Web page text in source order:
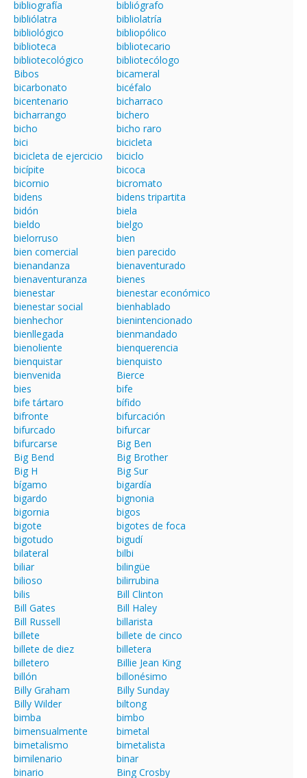
bibliografía
bibliógrafo
bibliólatra
bibliolatría
bibliológico
bibliopólico
biblioteca
bibliotecario
bibliotecológico
bibliotecólogo
Bibos
bicameral
bicarbonato
bicéfalo
bicentenario
bicharraco
bicharrango
bichero
bicho
bicho raro
bici
bicicleta
bicicleta de ejercicio
biciclo
bicípite
bicoca
bicornio
bicromato
bidens
bidens tripartita
bidón
biela
bieldo
bielgo
bielorruso
bien
bien comercial
bien parecido
bienandanza
bienaventurado
bienaventuranza
bienes
bienestar
bienestar económico
bienestar social
bienhablado
bienhechor
bienintencionado
bienllegada
bienmandado
bienoliente
bienquerencia
bienquistar
bienquisto
bienvenida
Bierce
bies
bife
bife tártaro
bífido
bifronte
bifurcación
bifurcado
bifurcar
bifurcarse
Big Ben
Big Bend
Big Brother
Big H
Big Sur
bígamo
bigardía
bigardo
bignonia
bigornia
bigos
bigote
bigotes de foca
bigotudo
bigudí
bilateral
bilbi
biliar
bilingüe
bilioso
bilirrubina
bilis
Bill Clinton
Bill Gates
Bill Haley
Bill Russell
billarista
billete
billete de cinco
billete de diez
billetera
billetero
Billie Jean King
billón
billonésimo
Billy Graham
Billy Sunday
Billy Wilder
biltong
bimba
bimbo
bimensualmente
bimetal
bimetalismo
bimetalista
bimilenario
binar
binario
Bing Crosby